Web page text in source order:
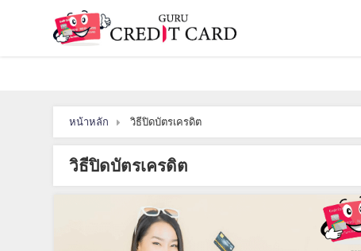
หน้าหลัก วิธีปิดบัตรเครดิต
วิธีปิดบัตรเครดิต